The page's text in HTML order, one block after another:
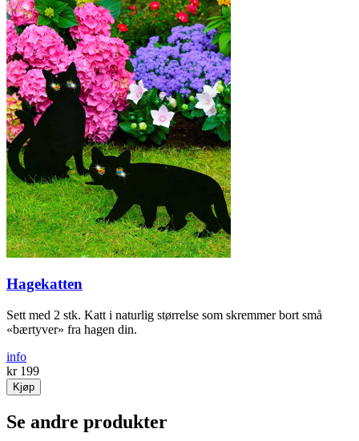
Hagekatten
Sett med 2 stk. Katt i naturlig størrelse som skremmer bort små
«bærtyver» fra hagen din.
info
kr 199
Kjøp
Se andre produkter